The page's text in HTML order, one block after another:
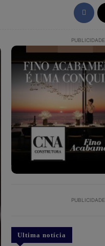
PUBLICIDADE
PUBLICIDADE
Ultima notícia